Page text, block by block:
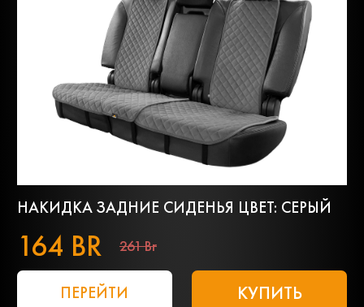
НАКИДКА ЗАДНИЕ СИДЕНЬЯ ЦВЕТ: СЕРЫЙ
164 BR 261 Br
ПЕРЕЙТИ КУПИТЬ